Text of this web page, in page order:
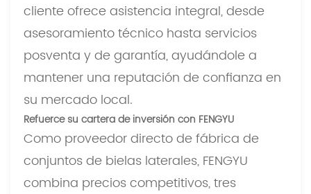
cliente ofrece asistencia integral, desde
asesoramiento técnico hasta servicios
posventa y de garantía, ayudándole a
mantener una reputación de confianza en
su mercado local.
Refuerce su cartera de inversión con FENGYU
Como proveedor directo de fábrica de
conjuntos de bielas laterales, FENGYU
combina precios competitivos, tres